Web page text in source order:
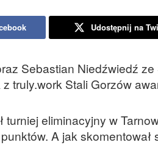
Udostępnij na
Sebastian Niedźwiedź
truly.work Stali Gorzów
turniej eliminacyjny w
A jak